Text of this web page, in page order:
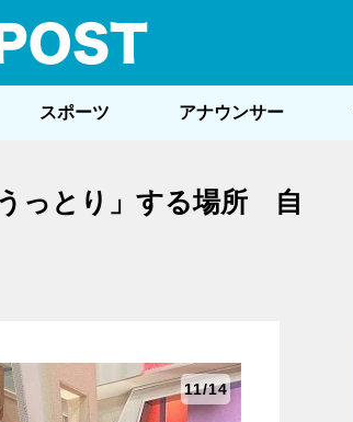
スポーツ アナウンサー
っとり」する場所 自
11/14